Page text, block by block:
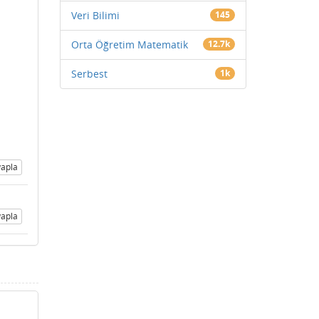
Veri Bilimi 145
Orta Öğretim Matematik 12.7k
Serbest 1k